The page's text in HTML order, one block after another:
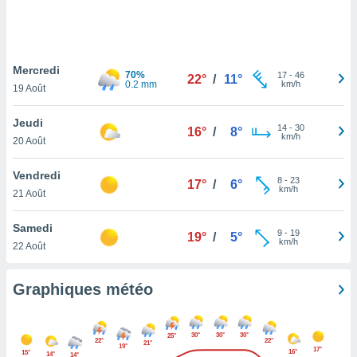
pas
de
cas,
que
sur le
Mercredi
19 Août
70%
0.2 mm
22° / 11° 17- 46
km/h
Jeudi
20 Août
16° / 8° 14- 30
km/h
Vendredi
21 Août
17° / 6° 8- 23
km/h
Samedi
22 Août
19° / 5° 9- 19
km/h
Graphiques météo
15° 14° 14°
22°
19° 21°
25° 30° 30° 30°
22°
16°
17°